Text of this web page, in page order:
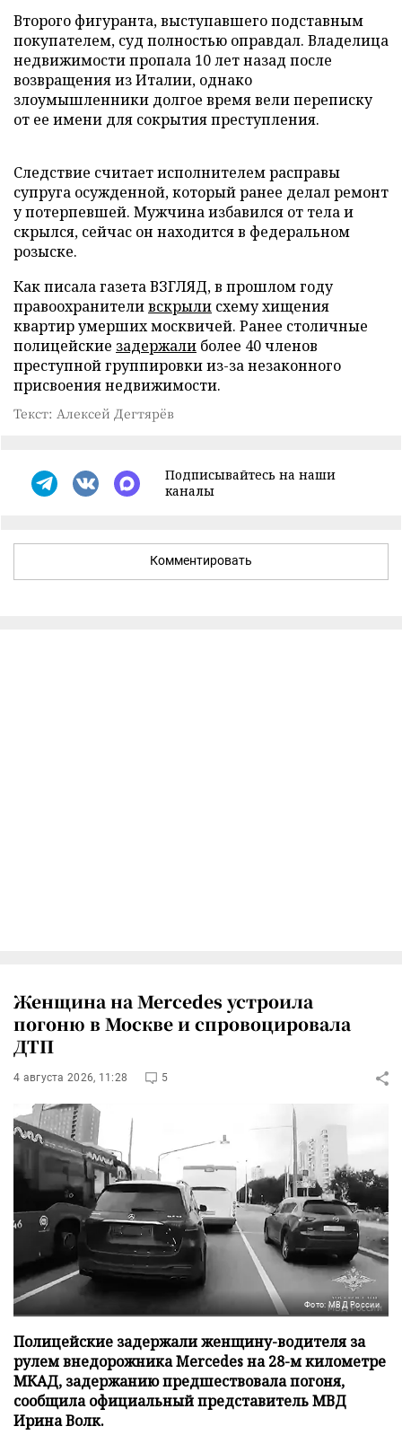
Второго фигуранта, выступавшего подставным
покупателем, суд полностью оправдал. Владелица
недвижимости пропала 10 лет назад после
возвращения из Италии, однако
злоумышленники долгое время вели переписку
от ее имени для сокрытия преступления.
Следствие считает исполнителем расправы
супруга осужденной, который ранее делал ремонт
у потерпевшей. Мужчина избавился от тела и
скрылся, сейчас он находится в федеральном
розыске.
Как писала газета ВЗГЛЯД, в прошлом году
правоохранителивскрыли схему хищения
квартир умерших москвичей. Ранее столичные
полицейские задержали более 40 членов
преступной группировки из-за незаконного
присвоения недвижимости.
Текст: Алексей Дегтярёв
Подписывайтесь на наши
каналы
Комментировать
Женщина на Mercedes устроила
погоню в Москве и спровоцировала
ДТП
4 августа 2026, 11:28 5
Фото: МВД России
Полицейские задержали женщину-водителя за
рулем внедорожника Mercedes на 28-м километре
МКАД, задержанию предшествовала погоня,
сообщила официальный представитель МВД
Ирина Волк.